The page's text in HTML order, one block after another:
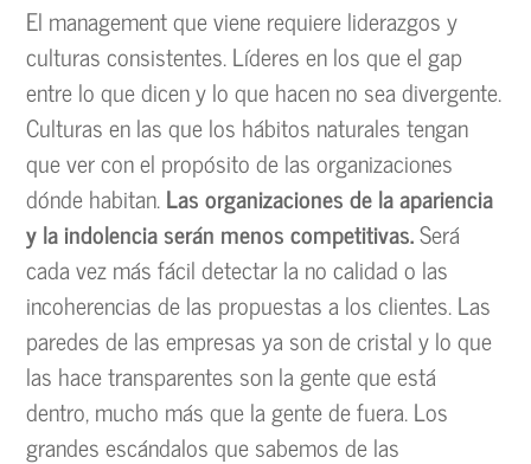
El management que viene requiere liderazgos y
culturas consistentes. Líderes en los que el gap
entre lo que dicen y lo que hacen no sea divergente.
Culturas en las que los hábitos naturales tengan
que ver con el propósito de las organizaciones
dónde habitan.Las organizaciones de la apariencia
y la indolencia serán menos competitivas.Será
cada vez más fácil detectar la no calidad o las
incoherencias de las propuestas a los clientes. Las
paredes de las empresas ya son de cristal y lo que
las hace transparentes son la gente que está
dentro, mucho más que la gente de fuera. Los
grandes escándalos que sabemos de las